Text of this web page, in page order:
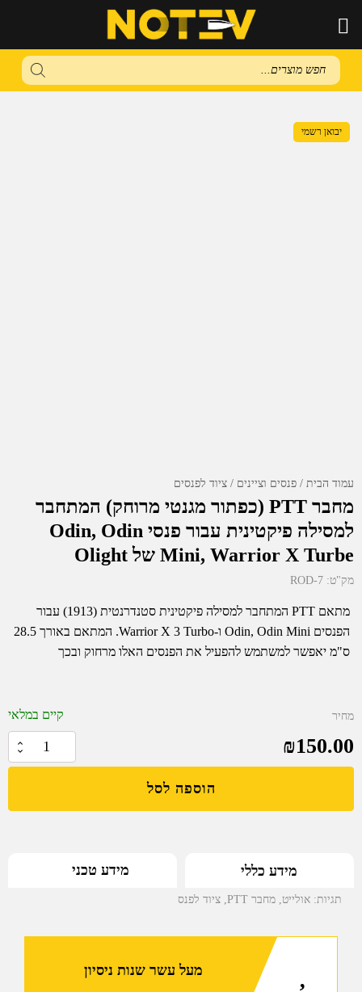
Products
search
עמוד הבית פנסים וציינים ציוד לפנסים
מחבר PTT (כפתור מגנטי מרוחק) המתחבר
למסילה פיקטינית עבור פנסי Odin, Odin
Mini, Warrior X Turbe של Olight
מק"ט: ROD-7
מתאם PTT המתחבר למסילה פיקטינית סטנדרנטית (1913) עבור
הפנסים Odin, Odin Mini ו-Warrior X 3 Turbo. המתאם באורך 28.5
ס"מ יאפשר למשתמש להפעיל את הפנסים האלו מרחוק ובכך
מחיר
₪150.00
קיים במלאי
של
PTT
מרוחק)
פנסי
הוספה לסל
יבואן רשמי
מידע כללי מידע טכני
תגיות: אולייט מחבר PTT ציוד לפנס
מעל עשר שנות ניסיון